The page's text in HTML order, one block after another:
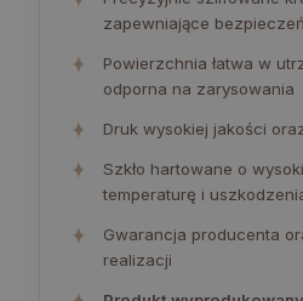
zapewniające
✦
Powierzchnia łatwa w
odporna na zarysowania
✦ Druk wysokiej jakości
✦
Szkło hartowane o
temperaturę i
✦
Gwarancja producenta
realizacji